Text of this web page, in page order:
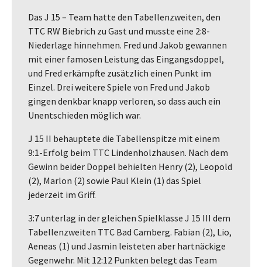
Das J 15 – Team hatte den Tabellenzweiten, den
TTC RW Biebrich zu Gast und musste eine 2:8-
Niederlage hinnehmen. Fred und Jakob gewannen
mit einer famosen Leistung das Eingangsdoppel,
und Fred erkämpfte zusätzlich einen Punkt im
Einzel. Drei weitere Spiele von Fred und Jakob
gingen denkbar knapp verloren, so dass auch ein
Unentschieden möglich war.
J 15 II behauptete die Tabellenspitze mit einem
9:1-Erfolg beim TTC Lindenholzhausen. Nach dem
Gewinn beider Doppel behielten Henry (2), Leopold
(2), Marlon (2) sowie Paul Klein (1) das Spiel
jederzeit im Griff.
3:7 unterlag in der gleichen Spielklasse J 15 III dem
Tabellenzweiten TTC Bad Camberg. Fabian (2), Lio,
Aeneas (1) und Jasmin leisteten aber hartnäckige
Gegenwehr. Mit 12:12 Punkten belegt das Team